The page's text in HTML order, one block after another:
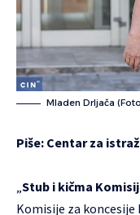
Mladen Drljača
Piše: Centar za
„Stub i kičma
Komisije za koncesije